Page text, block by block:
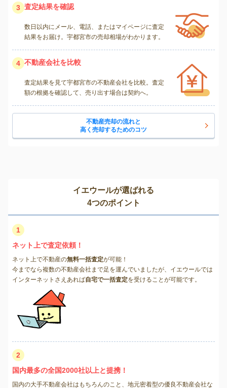
3 査定結果を確認
数日以内にメール、電話、またはマイページに査定
結果をお届け。宇都宮市の売却相場がわかります。
4 不動産会社を比較
査定結果を見て宇都宮市の不動産会社を比較。査定
額の根拠を確認して、売り出す場合は契約へ。
不動産売却の流れと
高く売却するためのコツ
イエウールが選ばれる
4つのポイント
1
ネット上で査定依頼！
ネット上で不動産の無料一括査定が可能！
今までなら複数の不動産会社まで足を運んでいましたが、イエウールでは
インターネットさえあれば自宅で一括査定を受けることが可能です。
2
国内最多の全国2000社以上と提携！
国内の大手不動産会社はもちろんのこと、地元密着型の優良不動産会社な